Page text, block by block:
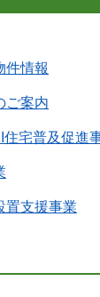
件情報
ご案内
住宅普及促進
置支援事業